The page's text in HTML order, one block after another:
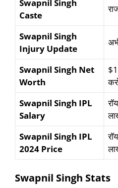
Swapnil Singh
Caste
Swapnil Singh
Injury Update
Swapnil Singh Net
Worth
Swapnil Singh IPL
Salary
Swapnil Singh IPL
2024 Price
Swapnil Singh Stats